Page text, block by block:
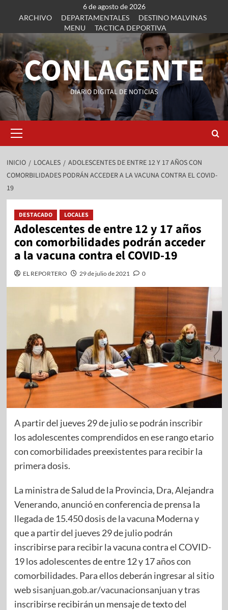
6 de agosto de 2026
ARCHIVO
DEPARTAMENTALES
DESTINO MALVINAS
MENU
TACTICA DEPORTIVA
CONLAGENTE
DIARIO DIGITAL DE NOTICIAS
INICIO LOCALES
ADOLESCENTES DE ENTRE 12 Y 17 AÑOS CON
COMORBILIDADES PODRÁN ACCEDER A LA VACUNA CONTRA EL COVID-
19
DESTACADO LOCALES
Adolescentes de entre 12 y 17 años
con comorbilidades podrán acceder
a la vacuna contra el COVID-19
EL REPORTERO 29 de julio de 2021 0
A partir del jueves 29 de julio se podrán inscribir
los adolescentes comprendidos en ese rango etario
con comorbilidades preexistentes para recibir la
primera dosis.
La ministra de Salud de la Provincia, Dra, Alejandra
Venerando, anunció en conferencia de prensa la
llegada de 15.450 dosis de la vacuna Moderna y
que a partir del jueves 29 de julio podrán
inscribirse para recibir la vacuna contra el COVID-
19 los adolescentes de entre 12 y 17 años con
comorbilidades. Para ellos deberán ingresar al sitio
websisanjuan.gob.ar/vacunacionsanjuany tras
inscribirse recibirán un mensaje de texto del